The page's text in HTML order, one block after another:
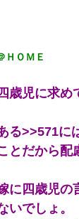
ＨＯＭＥ
歳児に求め
る>>571に
とだから
に四歳児の
いでしょ。